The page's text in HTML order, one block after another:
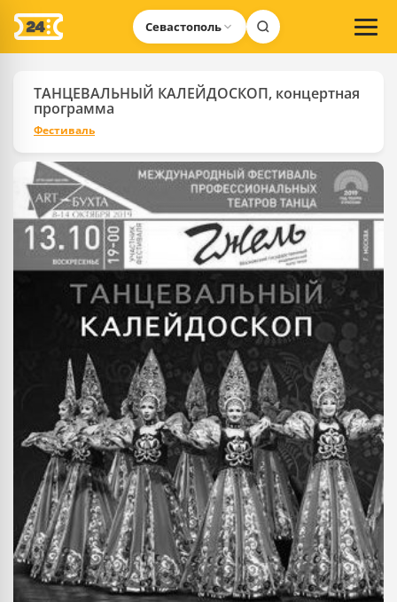
Севастополь
ТАНЦЕВАЛЬНЫЙ КАЛЕЙДОСКОП, концертная
программа
Фестиваль